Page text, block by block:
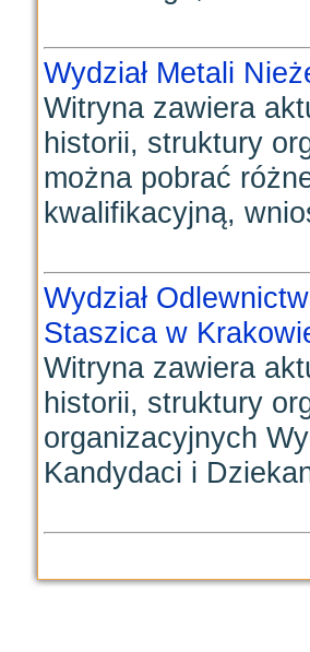
Wydział Metali
Witryna zawiera
historii, struktury
można pobrać
kwalifikacyjną,
Wydział
Staszica w
Witryna zawiera
historii, struktury
organizacyjnych
Kandydaci i